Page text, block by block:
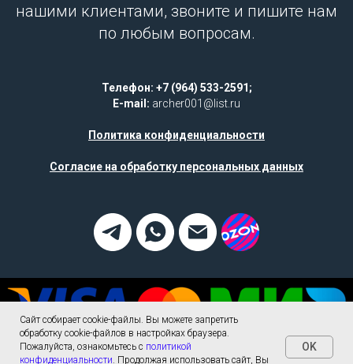
нашими клиентами, звоните и пишите нам
по любым вопросам.
Телефон: +7 (964) 533-2591;
E-mail: archer001@list.ru
Политика конфиденциальности
Согласие на обработку персональных данных
Сайт собирает cookie-файлы. Вы можете запретить
обработку cookie-файлов в настройках браузера.
Пожалуйста, ознакомьтесь с политикой
конфиденциальности. Продолжая использовать сайт, Вы
OK